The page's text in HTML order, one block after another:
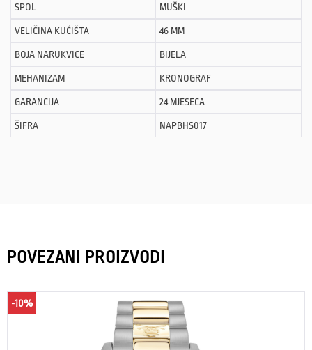
SPOL MUŠKI
VELIČINA KUĆIŠTA 46 MM
BOJA NARUKVICE BIJELA
MEHANIZAM KRONOGRAF
GARANCIJA 24 MJESECA
ŠIFRA NAPBHS017
POVEZANI PROIZVODI
-10%